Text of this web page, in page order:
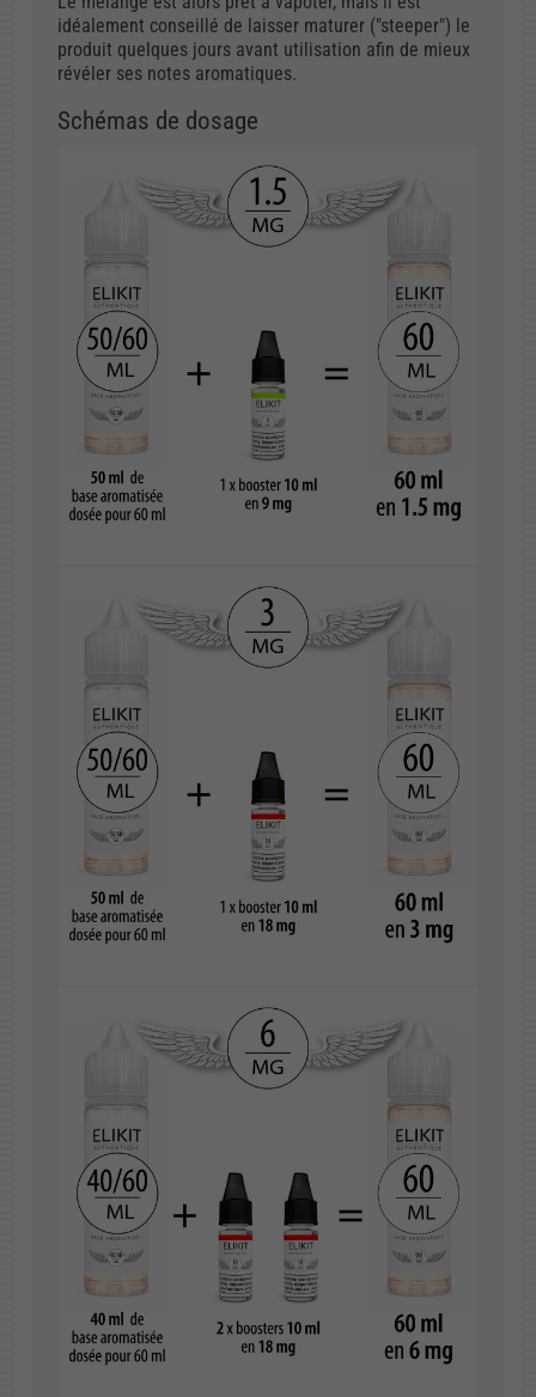
idéalement conseillé de laisser maturer ("steeper") le
produit quelques jours avant utilisation afin de mieux
révéler ses notes aromatiques.
Schémas de dosage